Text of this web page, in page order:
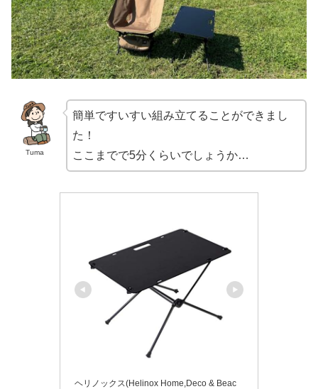
Tuma
簡単ですいすい組み立てることができまし
た！
ここまでで5分くらいでしょうか…
ヘリノックス(Helinox Home,Deco & Beac